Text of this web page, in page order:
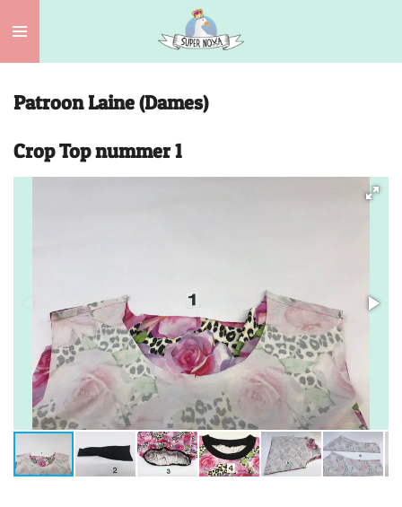
direct
naar
hoofdinhoud
Patroon Laine (Dames)
Crop Top nummer 1